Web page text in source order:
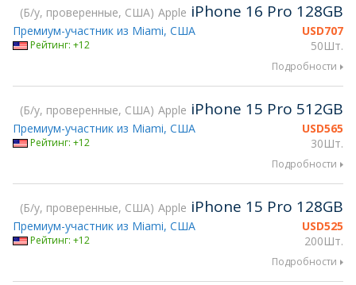
Б/у, проверенные, США Apple iPhone 16 Pro 128GB
USD707
50Шт.
Премиум-участник из Miami, США
Рейтинг: +12
Подробности
Б/у, проверенные, США Apple iPhone 15 Pro 512GB
USD565
30Шт.
Премиум-участник из Miami, США
Рейтинг: +12
Подробности
Б/у, проверенные, США Apple iPhone 15 Pro 128GB
USD525
200Шт.
Премиум-участник из Miami, США
Рейтинг: +12
Подробности